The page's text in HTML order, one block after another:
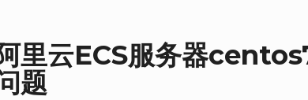
里云ECS服务器
题